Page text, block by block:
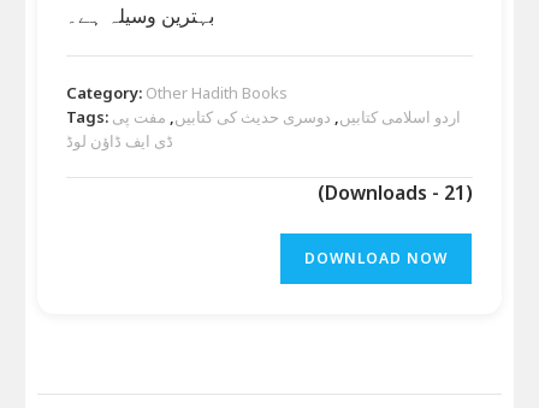
بہترین وسیلہ ہے۔
Category: Other Hadith Books
Tags:
اردو اسلامی کتابیں, دوسری حدیث کی کتابیں, مفت پی
ڈی ایف ڈاؤن لوڈ
(Downloads - 21)
DOWNLOAD NOW